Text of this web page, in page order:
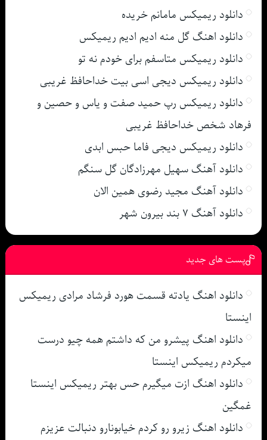
دانلود ریمیکس مامانم خریده
دانلود اهنگ گل منه ادیم ادیم ریمیکس
دانلود ریمیکس متاسفم برای خودم نه تو
دانلود ریمیکس دیجی اسی بیت خداحافظ غریبی
دانلود ریمیکس رپ حمید صفت و یاس و حصین و
فرهاد شخص خداحافظ غریبی
دانلود ریمیکس دیجی فاما حبس ابدی
دانلود آهنگ سهیل مهرزادگان گل سنگم
دانلود آهنگ مجید رضوی همین الان
دانلود آهنگ ۷ بند بیرون شهر
پست های جدید
دانلود اهنگ یادته قسمت هورد فرشاد مرادی ریمیکس
اینستا
دانلود اهنگ پیشرو من که داشتم همه چیو درست
میکردم ریمیکس اینستا
دانلود اهنگ ازت میگیرم حس بهتر ریمیکس اینستا
غمگین
دانلود اهنگ زیرو رو کردم خیابونارو دنبالت عزیزم